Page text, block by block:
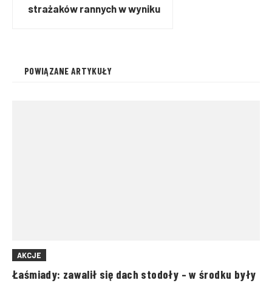
strażaków rannych w wyniku
POWIĄZANE ARTYKUŁY
AKCJE
Łaśmiady: zawalił się dach stodoły – w środku były